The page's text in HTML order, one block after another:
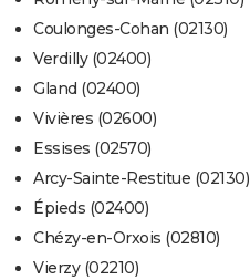
Coulonges-Cohan (02130)
Verdilly (02400)
Gland (02400)
Vivières (02600)
Essises (02570)
Arcy-Sainte-Restitue (02130)
Épieds (02400)
Chézy-en-Orxois (02810)
Vierzy (02210)